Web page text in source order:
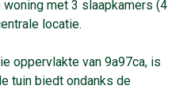
met 3 slaapkamers (4
locatie.
oppervlakte van 9a97ca, is
tuin biedt ondanks de